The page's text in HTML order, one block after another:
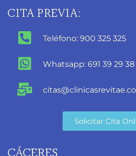
CITA PREVIA:
Teléfono: 900 325 325
Whatsapp: 691 39 29 38
Solicitar Cita
CÁCERES